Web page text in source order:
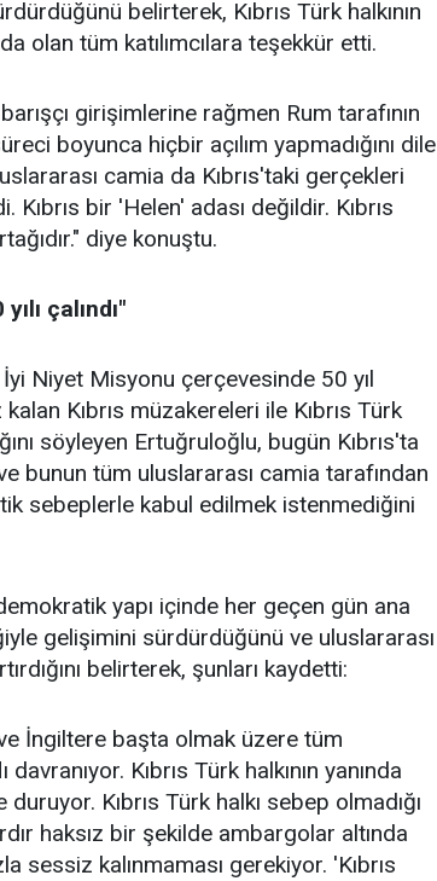
belirterek, Kıbrıs Türk halkının
olan tüm katılımcılara teşekkür etti.
barışçı girişimlerine rağmen Rum tarafının
boyunca hiçbir açılım yapmadığını dile
camia da Kıbrıs'taki gerçekleri
Kıbrıs bir 'Helen' adası değildir. Kıbrıs
diye konuştu.
çalındı"
Niyet Misyonu çerçevesinde 50 yıl
Kıbrıs müzakereleri ile Kıbrıs Türk
söyleyen Ertuğruloğlu, bugün Kıbrıs'ta
bunun tüm uluslararası camia tarafından
sebeplerle kabul edilmek istenmediğini
yapı içinde her geçen gün ana
gelişimini sürdürdüğünü ve uluslararası
belirterek, şunları kaydetti:
İngiltere başta olmak üzere tüm
Kıbrıs Türk halkının yanında
Kıbrıs Türk halkı sebep olmadığı
haksız bir şekilde ambargolar altında
sessiz kalınmaması gerekiyor. 'Kıbrıs